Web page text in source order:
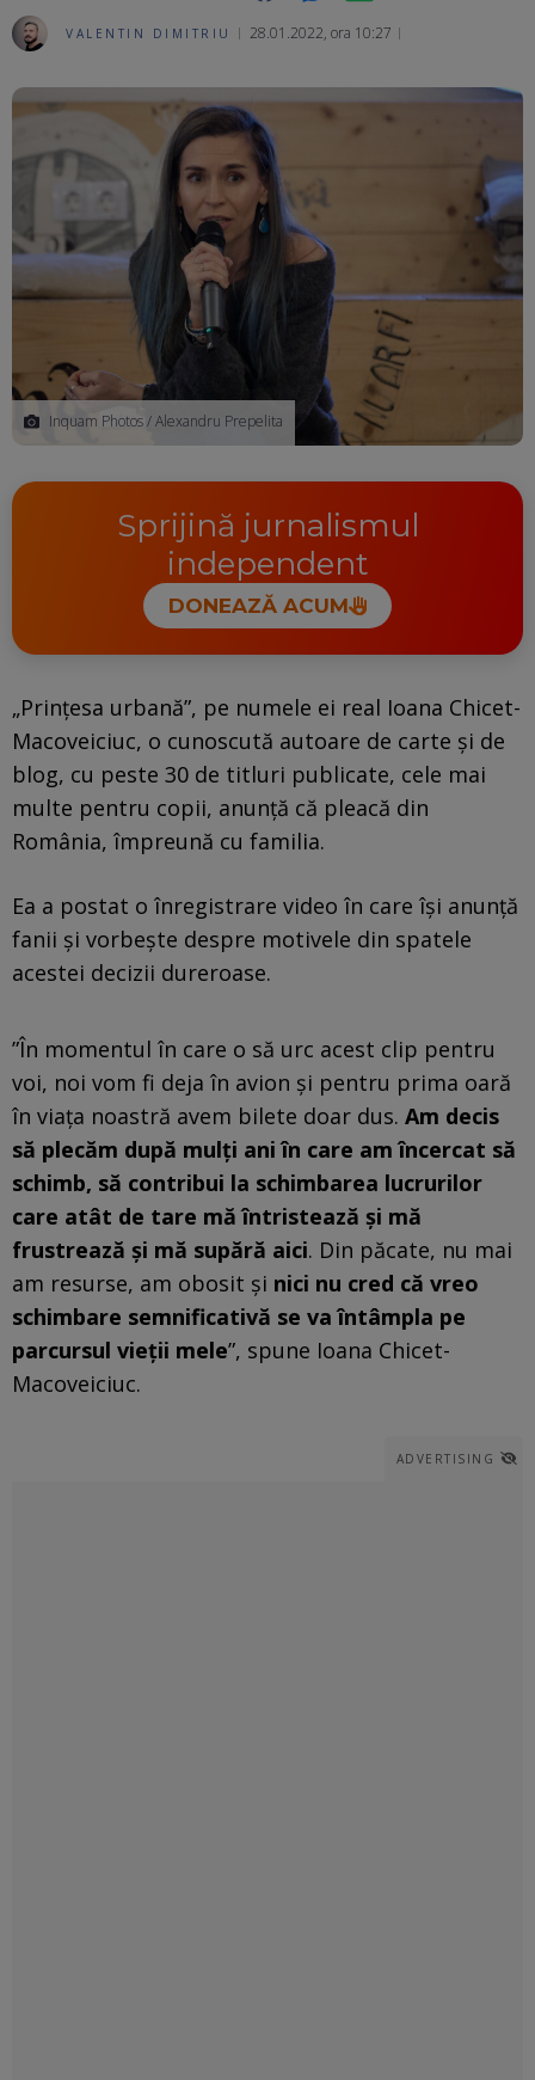
VALENTIN DIMITRIU 28.01.2022, ora 10:27
Inquam Photos / Alexandru Prepelita
Sprijină jurnalismul
independent
DONEAZĂ ACUM
„Prințesa urbană”, pe numele ei real Ioana Chicet-
Macoveiciuc, o cunoscută autoare de carte și de
blog, cu peste 30 de titluri publicate, cele mai
multe pentru copii, anunță că pleacă din
România, împreună cu familia.
Ea a postat o înregistrare video în care își anunță
fanii și vorbește despre motivele din spatele
acestei decizii dureroase.
”În momentul în care o să urc acest clip pentru
voi, noi vom fi deja în avion și pentru prima oară
în viața noastră avem bilete doar dus. Am decis
să plecăm după mulți ani în care am încercat să
schimb, să contribui la schimbarea lucrurilor
care atât de tare mă întristează și mă
frustrează și mă supără aici. Din păcate, nu mai
am resurse, am obosit și nici nu cred că vreo
schimbare semnificativă se va întâmpla pe
parcursul vieții mele”, spune Ioana Chicet-
Macoveiciuc.
ADVERTISING